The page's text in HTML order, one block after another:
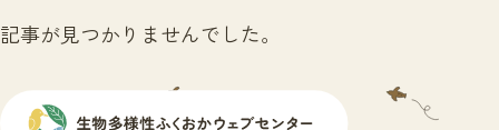
記事が見つかりませんでした。